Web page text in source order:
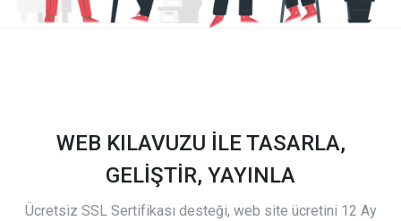
WEB KILAVUZU İLE TASARLA,
GELİŞTİR, YAYINLA
Ücretsiz SSL Sertifikası desteği, web site ücretini 12 Ay